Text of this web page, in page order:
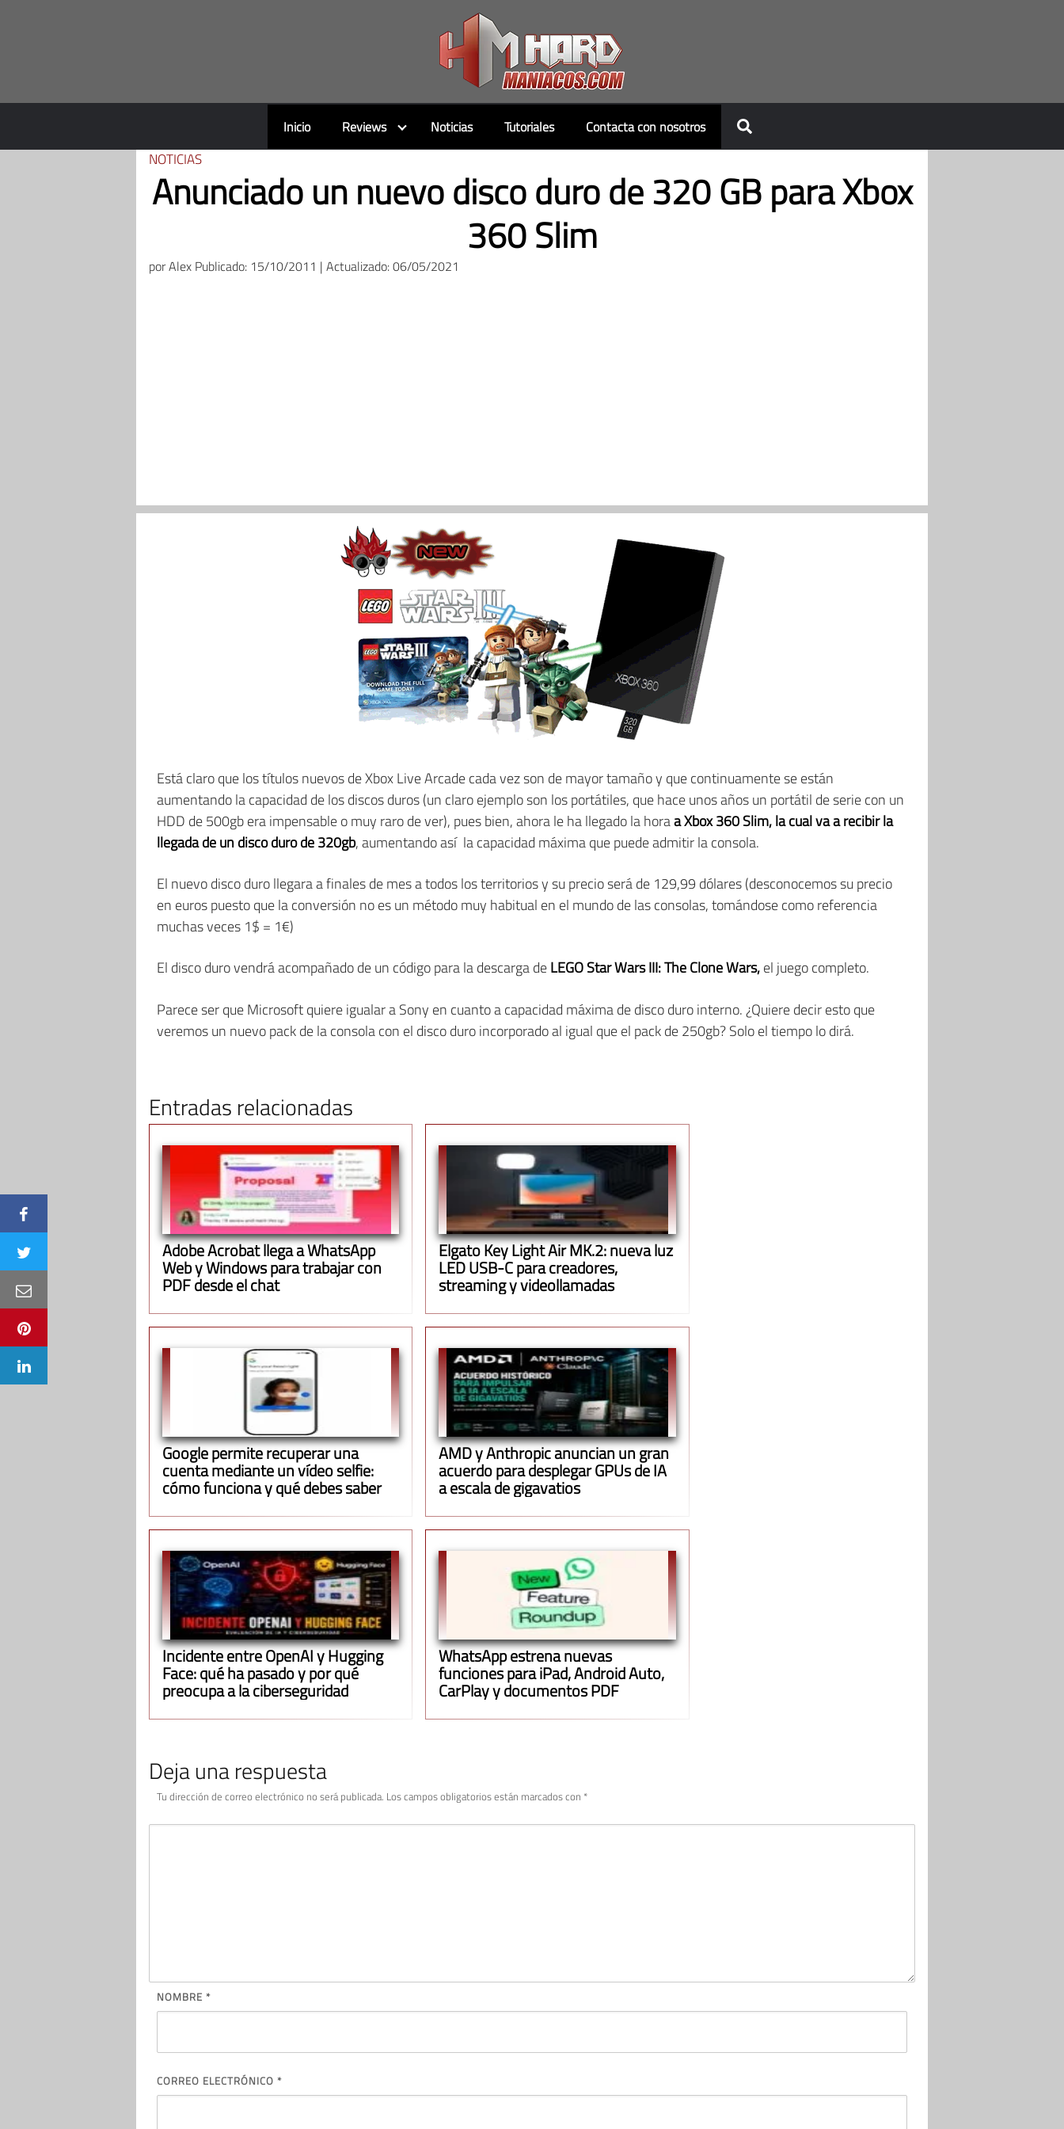
Inicio Reviews Noticias Tutoriales Contacta con nosotros
NOTICIAS
Anunciado un nuevo disco duro de 320 GB para Xbox
360 Slim
porAlex Publicado: 15/10/2011 | Actualizado: 06/05/2021
Está claro que los títulos nuevos de Xbox Live Arcade cada vez son de mayor tamaño y que continuamente se están
aumentando la capacidad de los discos duros (un claro ejemplo son los portátiles, que hace unos años un portátil de serie con un
HDD de 500gb era impensable o muy raro de ver), pues bien, ahora le ha llegado la horaa Xbox 360 Slim, la cual va a recibir la
llegada de un disco duro de 320gb, aumentando así la capacidad máxima que puede admitir la consola.
El nuevo disco duro llegara a finales de mes a todos los territorios y su precio será de 129,99 dólares (desconocemos su precio
en euros puesto que la conversión no es un método muy habitual en el mundo de las consolas, tomándose como referencia
muchas veces 1$ = 1€)
El disco duro vendrá acompañado de un código para la descarga deLEGO Star Wars III: The Clone Wars,el juego completo.
Parece ser que Microsoft quiere igualar a Sony en cuanto a capacidad máxima de disco duro interno. ¿Quiere decir esto que
veremos un nuevo pack de la consola con el disco duro incorporado al igual que el pack de 250gb? Solo el tiempo lo dirá.
Entradas relacionadas
Adobe Acrobat llega a WhatsApp
Web y Windows para trabajar con
PDF desde el chat
Elgato Key Light Air MK.2: nueva luz
LED USB-C para creadores,
streaming y videollamadas
Google permite recuperar una
cuenta mediante un vídeo selfie:
cómo funciona y qué debes saber
AMD y Anthropic anuncian un gran
acuerdo para desplegar GPUs de IA
a escala de gigavatios
Incidente entre OpenAI y Hugging
Face: qué ha pasado y por qué
preocupa a la ciberseguridad
WhatsApp estrena nuevas
funciones para iPad, Android Auto,
CarPlay y documentos PDF
Deja una respuesta
Tu dirección de correo electrónico no será publicada. Los campos obligatorios están marcados con *
NOMBRE *
CORREO ELECTRÓNICO *